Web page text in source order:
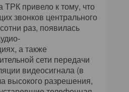
ТРК привело к тому, что
звонков центрального
раз, появилась
а также
сети передачи
видеосигнала (в
высокого разрешения,